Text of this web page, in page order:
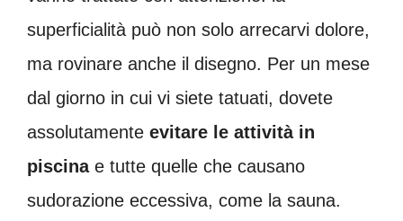
superficialità può non solo arrecarvi dolore,
ma rovinare anche il disegno. Per un mese
dal giorno in cui vi siete tatuati, dovete
assolutamente evitare le attività in
piscinae tutte quelle che causano
sudorazione eccessiva, come la sauna.